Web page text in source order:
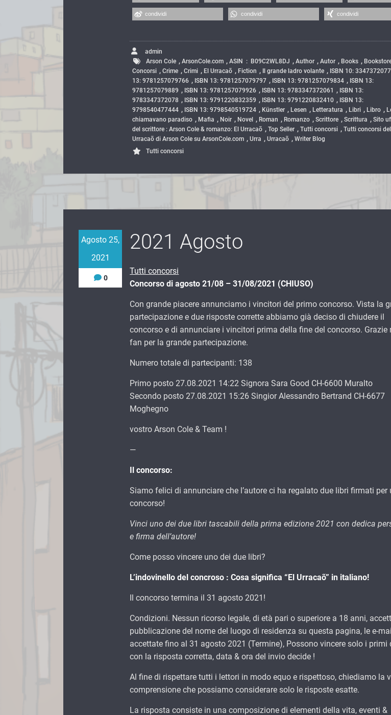
condividi condividi condividi
admin
Arson Cole , ArsonCole.com , ASIN ‏ : ‎ B09C2WL8DJ , Author , Autor , Books ,
Concorsi ,Crime ,Crimi , El Urracaõ , Fiction , Il grande ladro volante , ISBN 10: 3347372077
13: 9781257079766 , ISBN 13: 9781257079797 , ISBN 13: 9781257079834 , ISBN 13:
9781257079889 , ISBN 13: 9781257079926 , ISBN 13: 9783347372061 , ISBN 13:
9783347372078 , ISBN 13: 9791220832359 , ISBN 13: 9791220832410 , ISBN 13:
9798540477444 , ISBN 13: 9798540519724 , Künstler , Lesen , Letteratura , Libri , Libro ,
chiamavano paradiso , Mafia , Noir , Novel , Roman , Romanzo ,Scrittore ,Scrittura ,Sito
del scrittore : Arson Cole & romanzo: El Urracaõ ,Top Seller ,Tutti concorsi ,Tutti concorsi
Urracaõ di Arson Cole su ArsonCole.com ,Urra ,Urracaõ ,Writer Blog
Tutti concorsi
Agosto 25,
2021
0
2021 Agosto
Tutti concorsi
Concorso di agosto 21/08 – 31/08/2021 (CHIUSO)
Con grande piacere annunciamo i vincitori del primo concorso. Vista la
partecipazione e due risposte corrette abbiamo già deciso di chiudere il
concorso e di annunciare i vincitori prima della fine del concorso. Grazie
fan per la grande partecipazione.
Numero totale di partecipanti: 138
Primo posto 27.08.2021 14:22 Signora Sara Good CH-6600 Muralto
Secondo posto 27.08.2021 15:26 Singior Alessandro Bertrand CH-6677
Moghegno
vostro Arson Cole & Team !
—
Il concorso:
Siamo felici di annunciare che l’autore ci ha regalato due libri firmati per
concorso!
Vinci uno dei due libri tascabili della prima edizione 2021 con dedica
e firma dell’autore!
Come posso vincere uno dei due libri?
L’indovinello del concroso : Cosa significa “El Urracaõ” in italiano!
Il concorso termina il 31 agosto 2021!
Condizioni. Nessun ricorso legale, di età pari o superiore a 18 anni,
pubblicazione del nome del luogo di residenza su questa pagina, le e-
accettate fino al 31 agosto 2021 (Termine), Possono vincere solo i primi
con la risposta corretta, data & ora del invio decide !
Al fine di rispettare tutti i lettori in modo equo e rispettoso, chiediamo la
comprensione che possiamo considerare solo le risposte esatte.
La risposta consiste in una composizione di elementi della vita, eventi &